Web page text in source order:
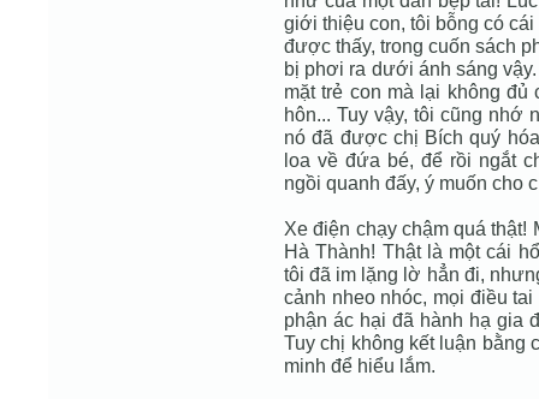
giới thiệu con, tôi bỗng có
được thấy, trong cuốn sách
bị phơi ra dưới ánh sáng
mặt trẻ con mà lại không
hôn... Tuy vậy, tôi cũng nhớ
nó đã được chị Bích quý
loa về đứa bé, để rồi ngắt
ngồi quanh đấy, ý muốn cho
Xe điện chạy chậm quá
Hà Thành! Thật là một cái
tôi đã im lặng lờ hẳn đi,
cảnh nheo nhóc, mọi điều
phận ác hại đã hành hạ gia
Tuy chị không kết luận bằng
minh để hiểu lắm.